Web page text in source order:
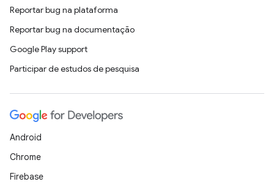
Reportar bug na plataforma
Reportar bug na documentação
Google Play support
Participar de estudos de pesquisa
Android
Chrome
Firebase